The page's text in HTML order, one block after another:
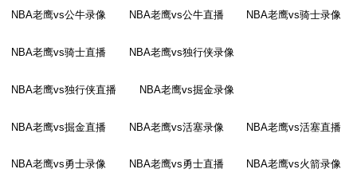
NBA老鹰vs公牛录像 NBA老鹰vs公牛直播 NBA老鹰vs骑士录像
NBA老鹰vs骑士直播 NBA老鹰vs独行侠录像
NBA老鹰vs独行侠直播 NBA老鹰vs掘金录像
NBA老鹰vs掘金直播 NBA老鹰vs活塞录像 NBA老鹰vs活塞直播
NBA老鹰vs勇士录像 NBA老鹰vs勇士直播 NBA老鹰vs火箭录像